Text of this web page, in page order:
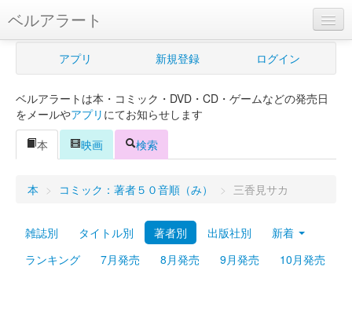
ベルアラート
ベルアラートとは
新規登録
ログイン
Myシェルフ
プレミアム
アプリ 新規登録 ログイン
ベルアラートは本・コミック・DVD・CD・ゲームなどの発売日
をメールやアプリ にてお知らせします
本
映画 検索
本 > コミック：著者５０音順（み） > 三香見サカ
雑誌別 タイトル別 著者別 出版社別
新着
ランキング
7月発売 8月発売 9月発売 10月発売